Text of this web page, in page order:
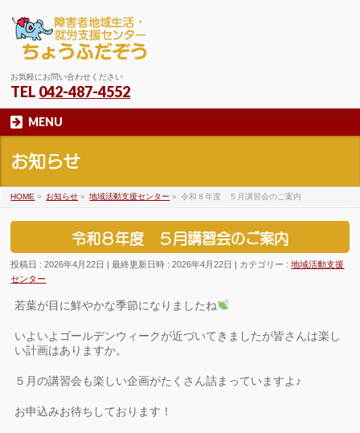
お気軽にお問い合わせください
TEL 042-487-4552
MENU
お知らせ
HOME » お知らせ » 地域活動支援センター » 令和８年度 ５月講習会のご案内
令和８年度 ５月講習会のご案内
投稿日 : 2026年4月22日 最終更新日時 : 2026年4月22日 カテゴリー :地域活動支援
センター
若葉が目に鮮やかな季節になりましたね
いよいよゴールデンウィークが近づいてきましたが皆さんは楽し
い計画はありますか。
５月の講習会も楽しい企画がたくさん詰まっていますよ♪
お申込みお待ちしております！